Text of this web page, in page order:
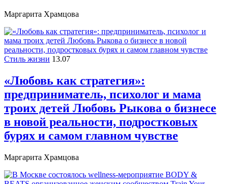
Маргарита Храмцова
Стиль жизни 13.07
«Любовь как стратегия»:
предприниматель, психолог и мама
троих детей Любовь Рыкова о бизнесе
в новой реальности, подростковых
бурях и самом главном чувстве
Маргарита Храмцова